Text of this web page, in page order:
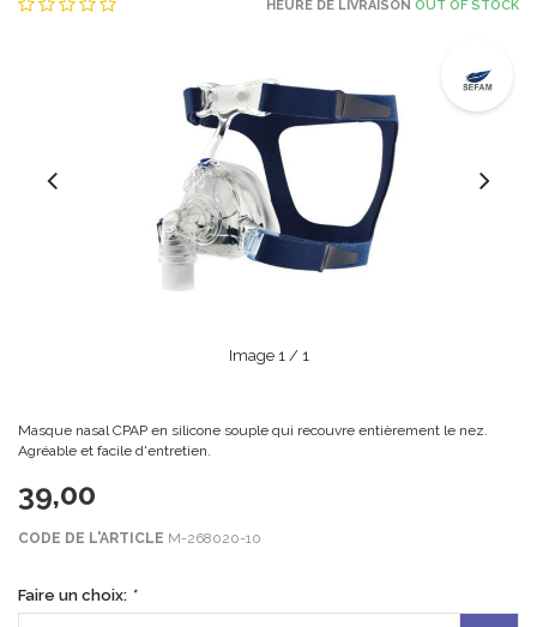
HEURE DE LIVRAISON OUT OF STOCK
Image 1/ 1
Masque nasal CPAP en silicone souple qui recouvre entièrement le nez.
Agréable et facile d'entretien.
39,00
CODE DE L'ARTICLE M-268020-10
Faire un choix: *